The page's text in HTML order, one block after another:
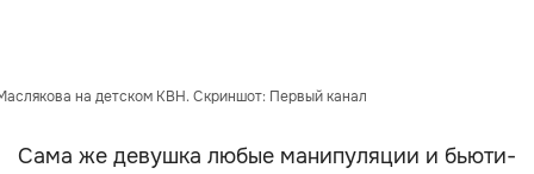
на детском КВН. Скриншот: Первый канал
Сама же девушка любые манипуляции и бьюти-